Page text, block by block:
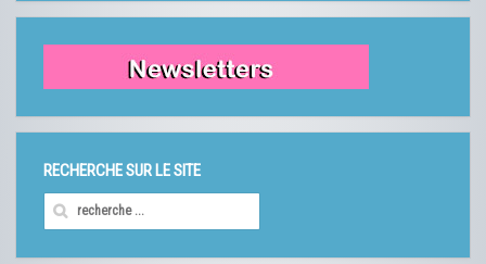
RECHERCHE SUR LE SITE